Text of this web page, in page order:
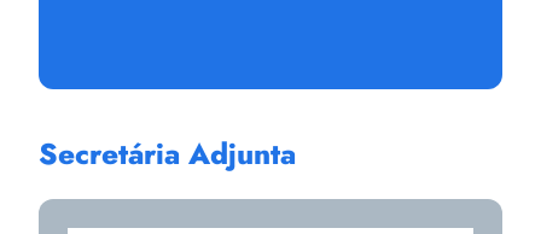
Secretária Adjunta